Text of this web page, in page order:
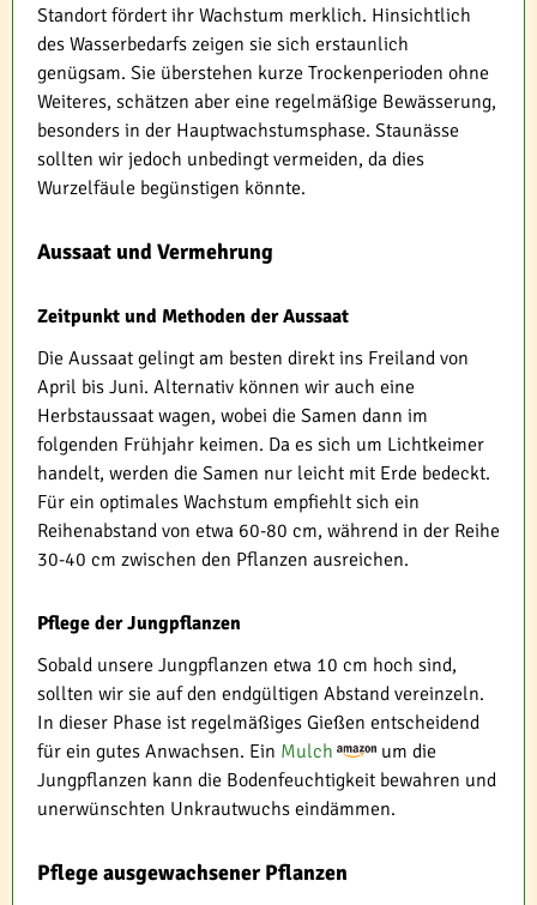
Standort fördert ihr Wachstum merklich. Hinsichtlich
des Wasserbedarfs zeigen sie sich erstaunlich
genügsam. Sie überstehen kurze Trockenperioden ohne
Weiteres, schätzen aber eine regelmäßige Bewässerung,
besonders in der Hauptwachstumsphase. Staunässe
sollten wir jedoch unbedingt vermeiden, da dies
Wurzelfäule begünstigen könnte.
Aussaat und Vermehrung
Zeitpunkt und Methoden der Aussaat
Die Aussaat gelingt am besten direkt ins Freiland von
April bis Juni. Alternativ können wir auch eine
Herbstaussaat wagen, wobei die Samen dann im
folgenden Frühjahr keimen. Da es sich um Lichtkeimer
handelt, werden die Samen nur leicht mit Erde bedeckt.
Für ein optimales Wachstum empfiehlt sich ein
Reihenabstand von etwa 60-80 cm, während in der Reihe
30-40 cm zwischen den Pflanzen ausreichen.
Pflege der Jungpflanzen
Sobald unsere Jungpflanzen etwa 10 cm hoch sind,
sollten wir sie auf den endgültigen Abstand vereinzeln.
In dieser Phase ist regelmäßiges Gießen entscheidend
für ein gutes Anwachsen. Ein Mulch
um die
Jungpflanzen kann die Bodenfeuchtigkeit bewahren und
unerwünschten Unkrautwuchs eindämmen.
Pflege ausgewachsener Pflanzen